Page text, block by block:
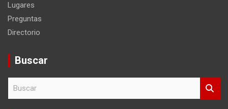
Lugares
Preguntas
Directorio
Buscar